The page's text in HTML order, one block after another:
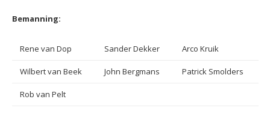
Bemanning:
Rene van Dop Sander Dekker Arco Kruik
Wilbert van Beek John Bergmans Patrick Smolders
Rob van Pelt